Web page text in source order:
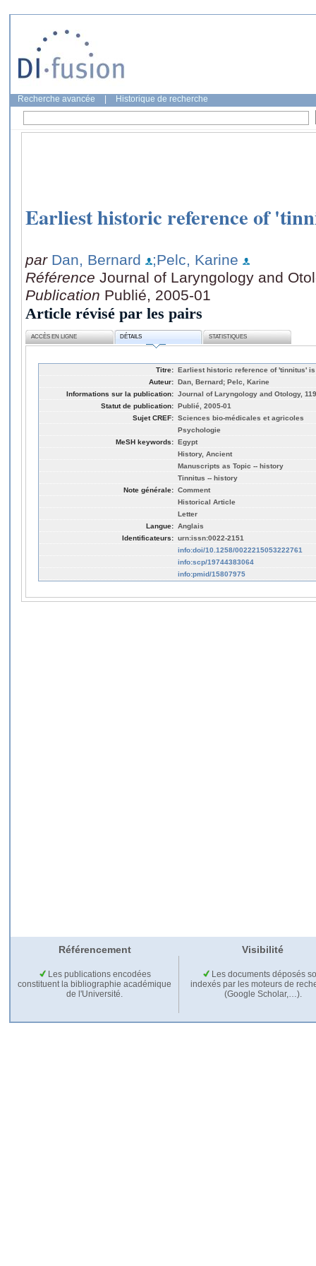
Recherche avancée Historique de recherche
Earliest historic reference of
par Dan, Bernard
;Pelc, Karine
Référence Journal of Laryngology and
Publication Publié, 2005-01
Article révisé par les pairs
ACCÈS EN LIGNE DÉTAILS STATISTIQUES
Titre: Earliest historic reference of 'tinnitus'
Auteur: Dan, Bernard; Pelc, Karine
Informations sur la publication: Journal of Laryngology and Otology,
Statut de publication: Publié, 2005-01
Sujet CREF: Sciences bio-médicales et agricoles
Psychologie
MeSH keywords: Egypt
History, Ancient
Manuscripts as Topic -- history
Tinnitus -- history
Note générale: Comment
Historical Article
Letter
Langue: Anglais
Identificateurs: urn:issn:0022-2151
info:doi/10.1258/0022215053222761
info:scp/19744383064
info:pmid/15807975
Référencement Visibilité
Les publications encodées
constituent la bibliographie académique
de l'Université.
Les documents déposés
indexés par les moteurs de
(Google Scholar,…).